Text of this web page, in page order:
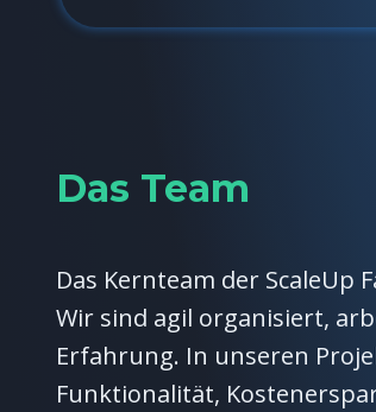
Das Team
Das Kernteam der
Wir sind agil organisiert,
Erfahrung. In unseren
Funktionalität,